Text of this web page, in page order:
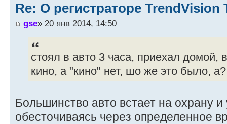
Re: О регистраторе TrendVision
gse» 20 янв 2014, 14:50
стоял в авто 3 часа, приехал домой,
кино, а "кино" нет, шо же это было, а?
Большинство авто встает на охрану
обесточиваясь через определенное